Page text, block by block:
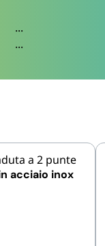
...
...
acciaio inox